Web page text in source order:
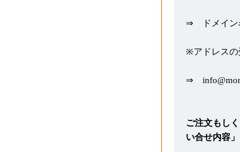
⇒ ドメイン
※アドレスの
⇒
ご注文もし
い合せ内容